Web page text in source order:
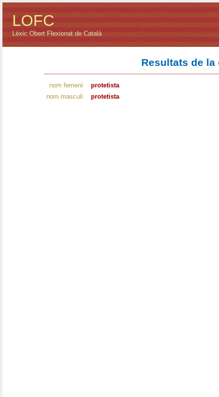
LOFC
Lèxic Obert Flexionat de Català
Resultats de la
nom femení
protetista
nom masculí
protetista